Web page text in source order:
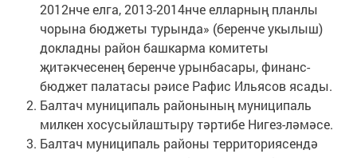
2012нче елга, 2013-2014нче елларның планлы
чорына бюджеты турын­да» (беренче укылыш)
докладны район башкарма комитеты
җитәкчесенең беренче урын­басары, финанс-
бюджет палатасы рәисе Рафис Ильясов ясады.
Балтач муниципаль районының муниципаль
милкен хосусыйлаштыру тәртибе Нигез-ләмәсе.
Балтач муниципаль районы территориясендә